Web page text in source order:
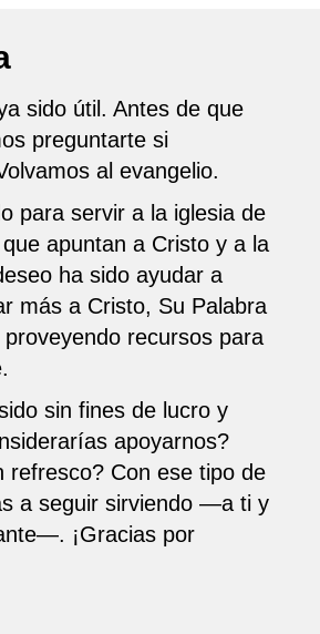
sido útil. Antes de que
preguntarte si
al evangelio.
para servir a la iglesia de
apuntan a Cristo y a la
ha sido ayudar a
más a Cristo, Su Palabra
recursos para
sin fines de lucro y
apoyarnos?
refresco? Con ese tipo de
a seguir sirviendo —a ti y
¡Gracias por